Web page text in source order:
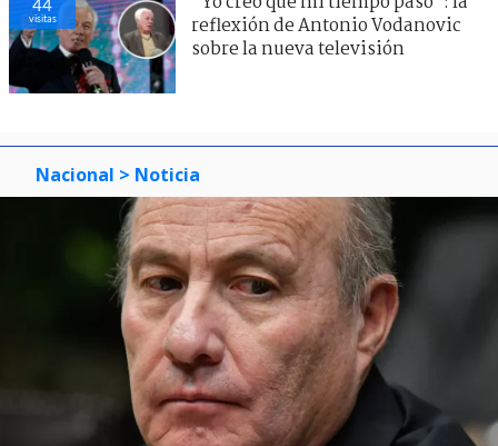
44
visitas
reflexión de Antonio Vodanovic
sobre la nueva televisión
Nacional > Noticia